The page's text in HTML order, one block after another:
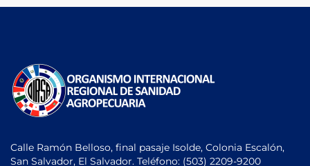
Calle Ramón Belloso, final pasaje Isolde, Colonia Escalón,
San Salvador, El Salvador. Teléfono: (503) 2209-9200